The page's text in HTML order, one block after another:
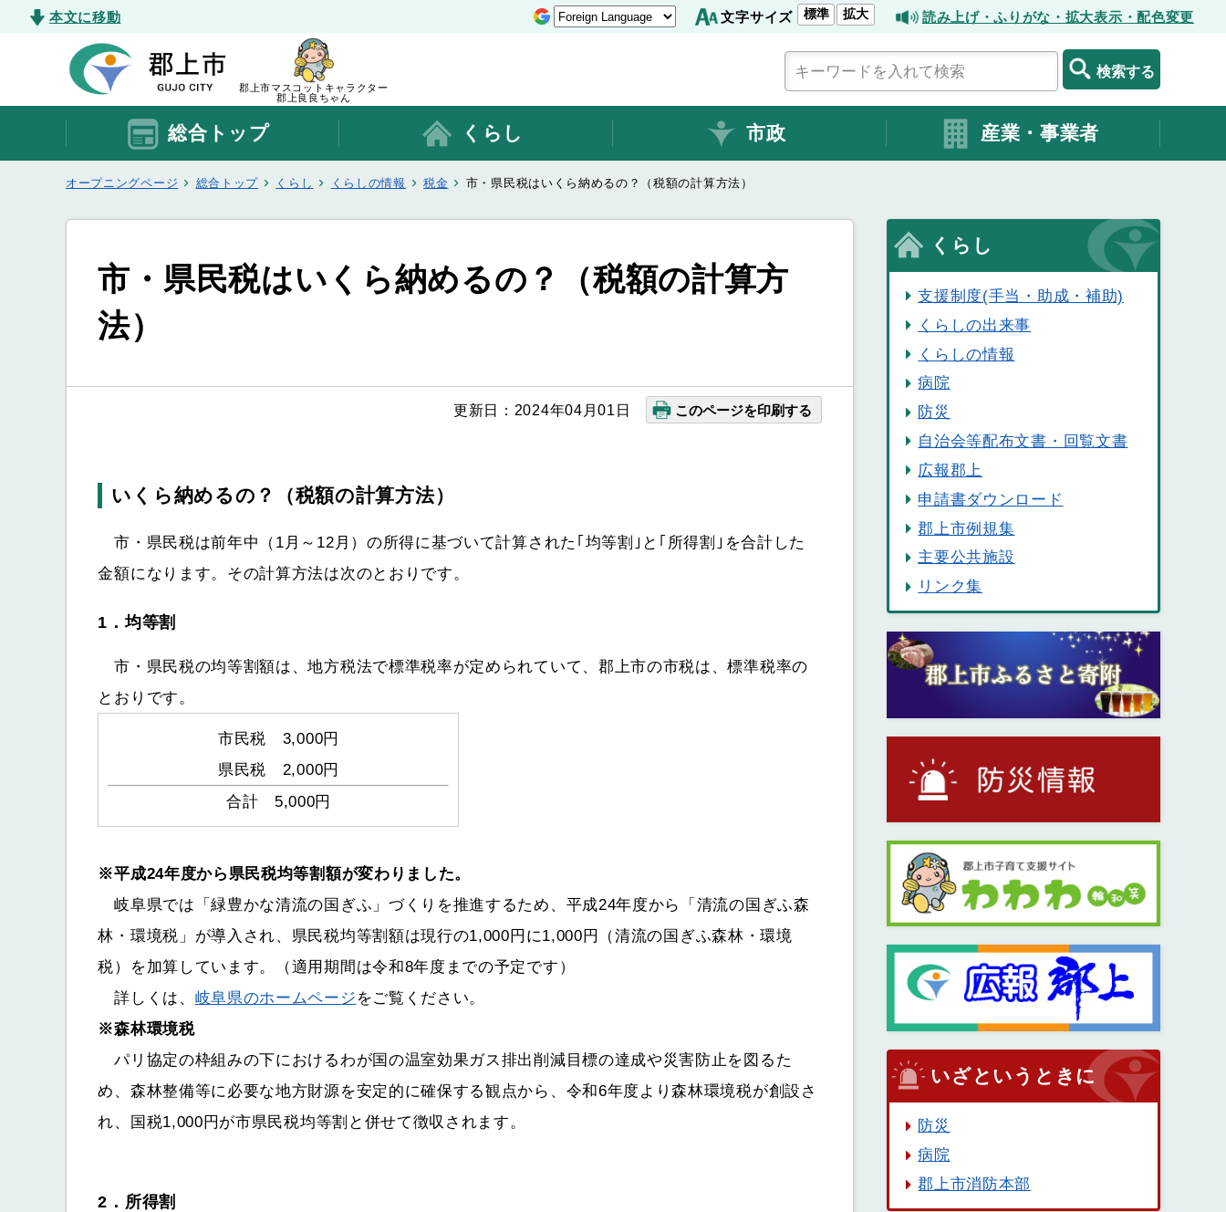
本文に移動 文字サイズ 標準 拡大 読み上げ・ふりがな・拡大表示・配色変更
郡上市マスコットキャラクター
郡上良良ちゃん
検索する
総合トップ くらし 市政 産業・事業者
オープニングページ 総合トップ くらし くらしの情報 税金 市・県民税はいくら納めるの？（税額の計算方法）
市・県民税はいくら納めるの？（税額の計算方
法）
更新日：2024年04月01日 このページを印刷する
いくら納めるの？（税額の計算方法）
市・県民税は前年中（1月～12月）の所得に基づいて計算された｢均等割｣と｢所得割｣を合計した
金額になります。その計算方法は次のとおりです。
1．均等割
市・県民税の均等割額は、地方税法で標準税率が定められていて、郡上市の市税は、標準税率の
とおりです。
市民税 3,000円
県民税 2,000円
合計 5,000円
※平成24年度から県民税均等割額が変わりました。
岐阜県では「緑豊かな清流の国ぎふ」づくりを推進するため、平成24年度から「清流の国ぎふ森
林・環境税」が導入され、県民税均等割額は現行の1,000円に1,000円（清流の国ぎふ森林・環境
税）を加算しています。（適用期間は令和8年度までの予定です）
詳しくは、 岐阜県のホームページ をご覧ください。
※森林環境税
パリ協定の枠組みの下におけるわが国の温室効果ガス排出削減目標の達成や災害防止を図るた
め、森林整備等に必要な地方財源を安定的に確保する観点から、令和6年度より森林環境税が創設さ
れ、国税1,000円が市県民税均等割と併せて徴収されます。
2．所得割
くらし
支援制度(手当・助成・補助)
くらしの出来事
くらしの情報
病院
防災
自治会等配布文書・回覧文書
広報郡上
申請書ダウンロード
郡上市例規集
主要公共施設
リンク集
いざというときに
防災
病院
郡上市消防本部